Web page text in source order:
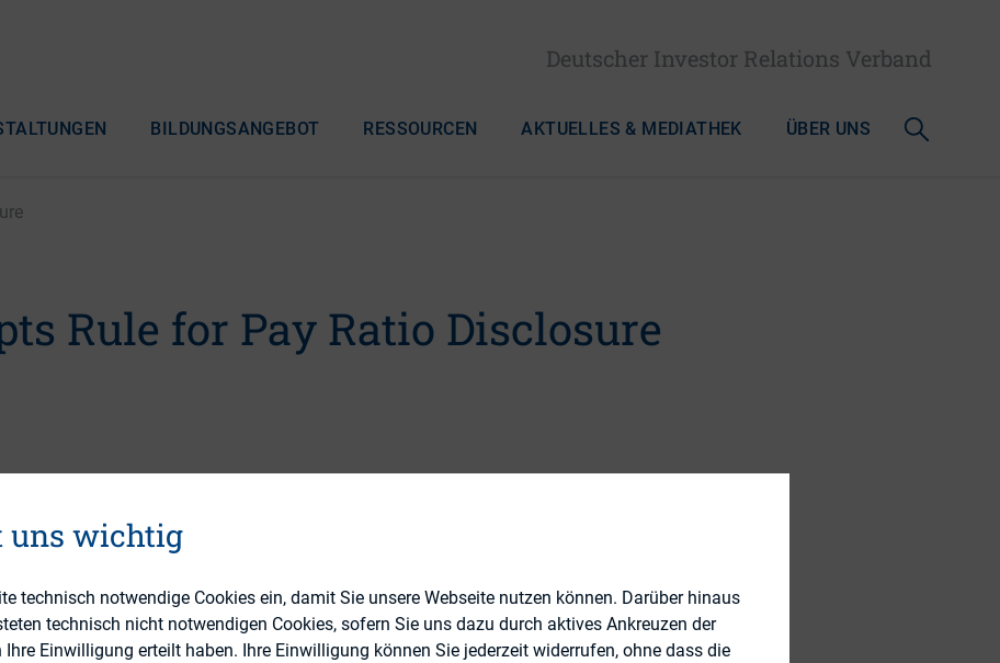
Deutscher Investor Relations Verband
BILDUNGSANGEBOT RESSOURCEN AKTUELLES & MEDIATHEK ÜBER UNS
Rule for Pay Ratio Disclosure
Berichterstattung, ESG (inkl. Nachhaltigkeit & Governance)
uns wichtig
technisch notwendige Cookies ein, damit Sie unsere Webseite nutzen können. Darüber hinaus
technisch nicht notwendigen Cookies, sofern Sie uns dazu durch aktives Ankreuzen der
Ihre Einwilligung erteilt haben. Ihre Einwilligung können Sie jederzeit widerrufen, ohne dass die